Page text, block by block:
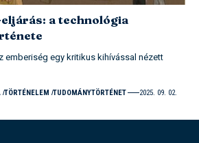
a technológia
emberiség egy kritikus kihívással nézett
TÖRTÉNELEM TUDOMÁNYTÖRTÉNET 2025. 09. 02.